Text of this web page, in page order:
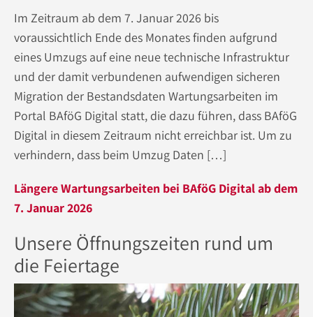
Im Zeitraum ab dem 7. Januar 2026 bis
voraussichtlich Ende des Monates finden aufgrund
eines Umzugs auf eine neue technische Infrastruktur
und der damit verbundenen aufwendigen sicheren
Migration der Bestandsdaten Wartungsarbeiten im
Portal BAföG Digital statt, die dazu führen, dass BAföG
Digital in diesem Zeitraum nicht erreichbar ist. Um zu
verhindern, dass beim Umzug Daten […]
Längere Wartungsarbeiten bei BAföG Digital ab dem
7. Januar 2026
Unsere Öffnungszeiten rund um
die Feiertage